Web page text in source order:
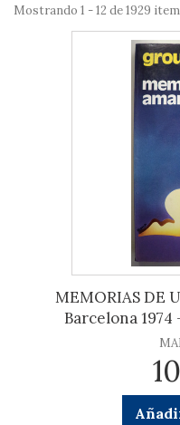
Mostrando 1 - 12 de 1929
MEMORIAS DE
Barcelona